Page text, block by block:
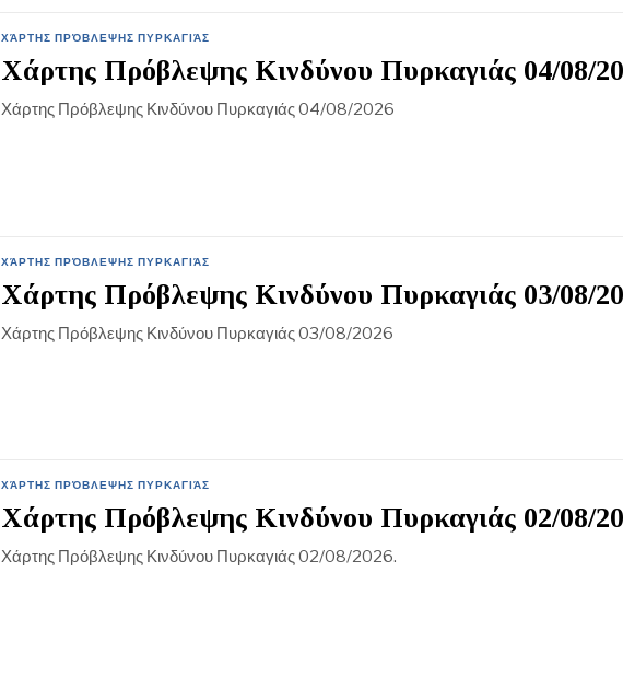
ΧΆΡΤΗΣ ΠΡΌΒΛΕΨΗΣ ΠΥΡΚΑΓΙΆΣ
Χάρτης Πρόβλεψης Κινδύνου Πυρκαγιάς 04/08/
Χάρτης Πρόβλεψης Κινδύνου Πυρκαγιάς 04/08/2026
ΧΆΡΤΗΣ ΠΡΌΒΛΕΨΗΣ ΠΥΡΚΑΓΙΆΣ
Χάρτης Πρόβλεψης Κινδύνου Πυρκαγιάς 03/08/
Χάρτης Πρόβλεψης Κινδύνου Πυρκαγιάς 03/08/2026
ΧΆΡΤΗΣ ΠΡΌΒΛΕΨΗΣ ΠΥΡΚΑΓΙΆΣ
Χάρτης Πρόβλεψης Κινδύνου Πυρκαγιάς 02/08/
Χάρτης Πρόβλεψης Κινδύνου Πυρκαγιάς 02/08/2026.